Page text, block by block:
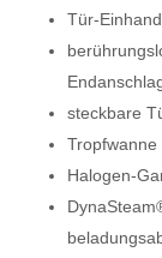
Tür-
steckbare
Halogen-